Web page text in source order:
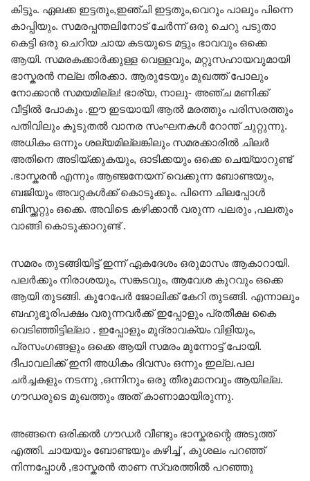
കിട്ടും. ഏലക്ക ഇട്ടതും,ഇഞ്ചി ഇട്ടതും,വെറും പാലും പിന്നെ
കാപ്പിയും. സമരപ്പന്തലിനോട് ചേർന്ന് ഒരു ചെറു പടുതാ
കെട്ടി ഒരു ചെറിയ ചായ കടയുടെ മട്ടും ഭാവവും ഒക്കെ
ആയി. സമരകക്കാർക്കുള്ള വെള്ളവും, മറ്റുസഹായവുമായി
ഭാസ്കരൻ നല്ല തിരക്കാ. ആരുടേയും മുഖത്ത് പോലും
നോക്കാൻ സമയമില്ല! ഭാര്യ, നാലു- അഞ്ച മണിക്ക്
വീട്ടിൽ പോകും .ഈ ഇടയായി ആൽ മരത്തും പരിസരത്തും
പതിവിലും കൂടുതൽ വാനര സംഘനകൾ റോന്ത് ചുറ്റുന്നു.
അധികം ഒന്നും ശല്യമില്ലങ്കിലും സമരക്കാരിൽ ചിലർ
അതിനെ അടിയ്ക്കുകയും, ഓടിക്കയും ഒക്കെ ചെയ്യാറുണ്ട്
.ഭാസ്കരൻ എന്നും ആഞ്ജനേയന് വെക്കുന്ന ബോണ്ടയും,
ബജിയും അവറ്റകൾക്ക് കൊടുക്കും. പിന്നെ ചിലപ്പോൾ
ബിസ്ക്കറ്റും ഒക്കെ. അവിടെ കഴിക്കാൻ വരുന്ന പലരും ,പലതും
വാങ്ങി കൊടുക്കാറുണ്ട് .
സമരം തുടങ്ങിയിട്ട് ഇന്ന് ഏകദേശം ഒരുമാസം ആകാറായി.
പലർക്കും നിരാശയും, സങ്കടവും, ആവേശ കുറവും ഒക്കെ
ആയി തുടങ്ങി. കുറേപേർ ജോലിക്ക് കേറി തുടങ്ങി. എന്നാലും
ബഹുഭൂരിപക്ഷം വരുന്നവർക്ക് ഇപ്പോളും പ്രതീക്ഷ കൈ
വെടിഞ്ഞിട്ടില്ലാ . ഇപ്പോളും മുദ്രാവക്യം വിളിയും,
പ്രസംഗങ്ങളും ഒക്കെ ആയി സമരം മുന്നോട്ട് പോയി.
ദീപാവലിക്ക് ഇനി അധികം ദിവസം ഒന്നും ഇല്ല.പല
ചർച്ചകളും നടന്നു ,ഒന്നിനും ഒരു തീരുമാനവും ആയില്ല.
ഗൗഡരുടെ മുഖത്തും അത് കാണാമായിരുന്നു.
അങ്ങനെ ഒരിക്കൽ ഗൗഡർ വീണ്ടും ഭാസ്കരന്റെ അടുത്ത്
എത്തി. ചായയും ബോണ്ടയും കഴിച്ച് , കുശലം പറഞ്ഞ്
നിന്നപ്പോൾ ,ഭാസ്കരൻ താണ സ്വരത്തിൽ പറഞ്ഞു